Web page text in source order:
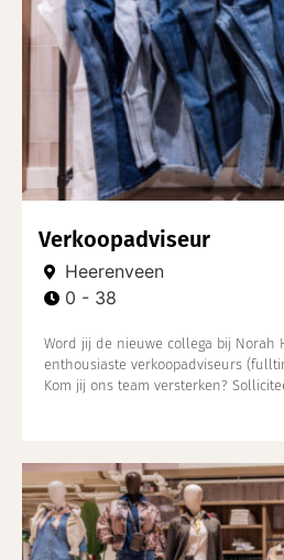
Verkoopadviseur
Heerenveen
0 - 38
Word jij de nieuwe collega bij Norah
enthousiaste verkoopadviseurs
Kom jij ons team versterken?